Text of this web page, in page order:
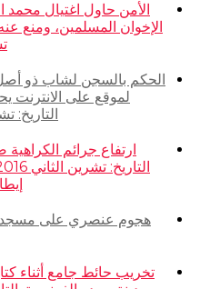
الأمن حاول اغتيال محمد
الإخوان المسلمين، ومنع
الحكم بالسجن لشاب ذو
لموقع على الانترنت
التاريخ: تشرين
ارتفاع جرائم
هجوم عنصري على مسجد
تخريب حائط جامع أثناء